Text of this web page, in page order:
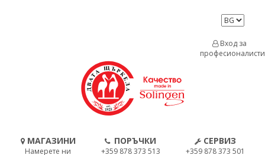
МАГАЗИНИ
Намерете ни
ПОРЪЧКИ
+359 878 373 513
СЕРВИЗ
+359 878 373 501
Вход за
професионалисти